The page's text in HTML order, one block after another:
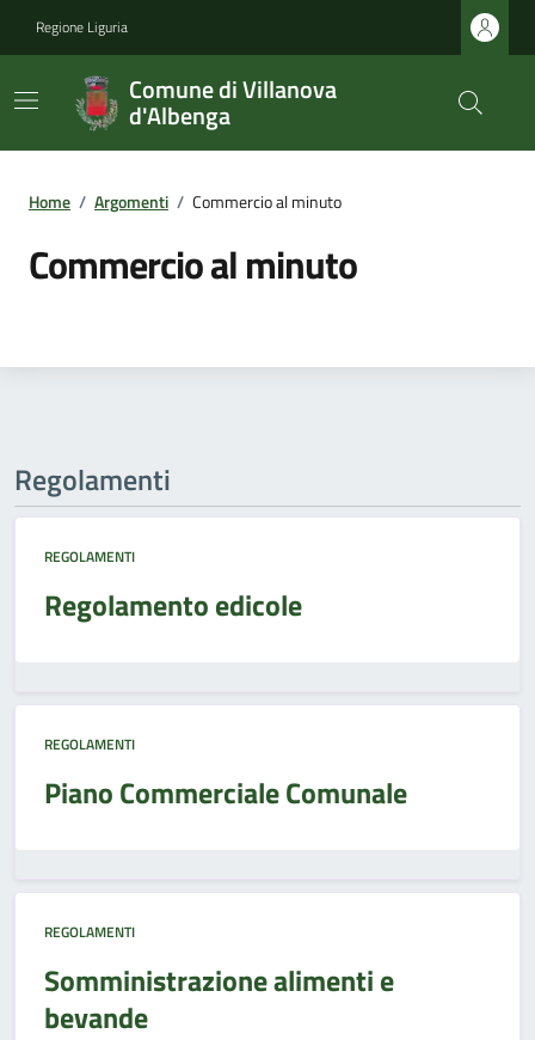
Regione Liguria
Comune di Villanova
d'Albenga
Home / Argomenti / Commercio al minuto
Commercio al minuto
Regolamenti
REGOLAMENTI
Regolamento edicole
REGOLAMENTI
Piano Commerciale Comunale
REGOLAMENTI
Somministrazione alimenti e
bevande